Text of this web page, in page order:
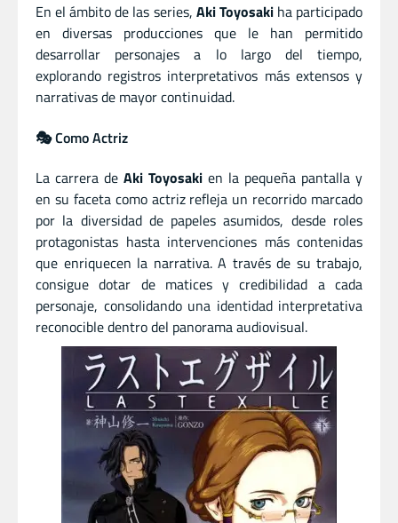
En el ámbito de las series, Aki Toyosakiha participado
en diversas producciones que le han permitido
desarrollar personajes a lo largo del tiempo,
explorando registros interpretativos más extensos y
narrativas de mayor continuidad.
🎭 Como Actriz
La carrera de Aki Toyosaki en la pequeña pantalla y
en su faceta como actriz refleja un recorrido marcado
por la diversidad de papeles asumidos, desde roles
protagonistas hasta intervenciones más contenidas
que enriquecen la narrativa. A través de su trabajo,
consigue dotar de matices y credibilidad a cada
personaje, consolidando una identidad interpretativa
reconocible dentro del panorama audiovisual.